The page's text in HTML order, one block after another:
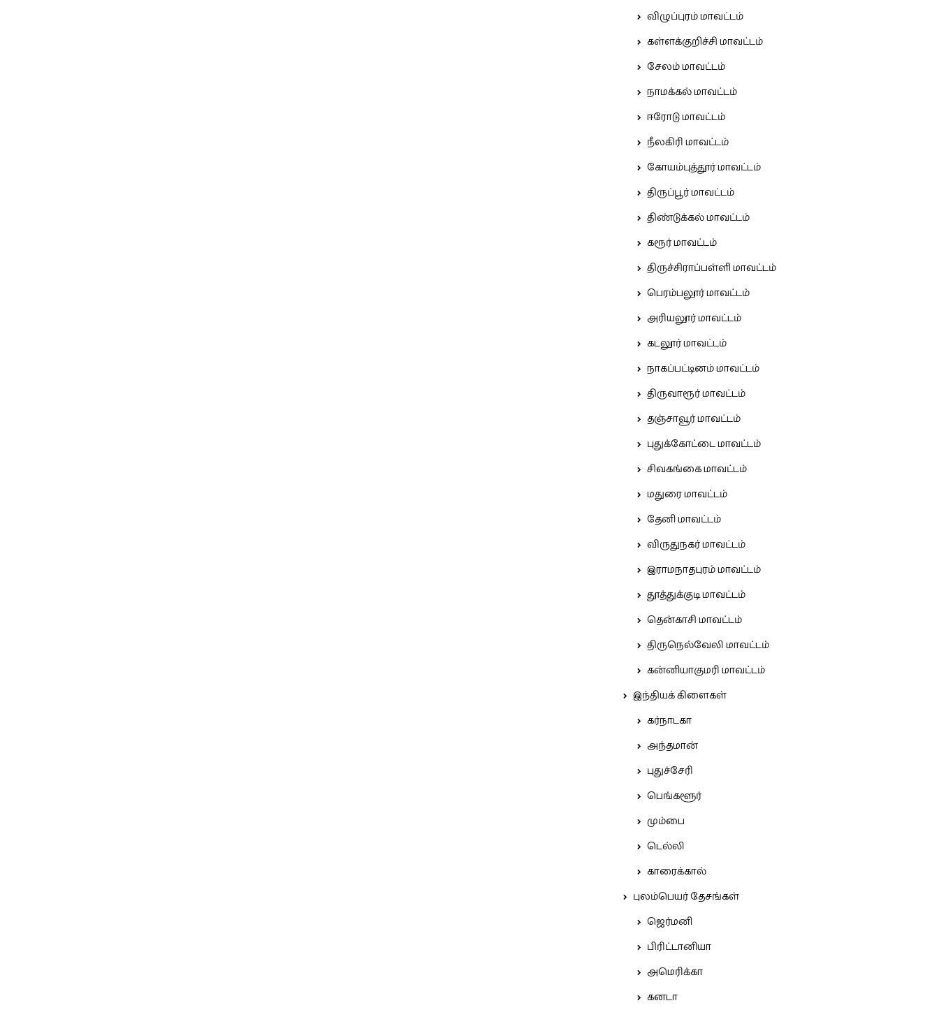
விழுப்புரம் மாவட்டம்
கள்ளக்குறிச்சி மாவட்டம்
சேலம் மாவட்டம்
நாமக்கல் மாவட்டம்
ஈரோடு மாவட்டம்
நீலகிரி மாவட்டம்
கோயம்புத்தூர் மாவட்டம்
திருப்பூர் மாவட்டம்
திண்டுக்கல் மாவட்டம்
கரூர் மாவட்டம்
திருச்சிராப்பள்ளி மாவட்டம்
பெரம்பலூர் மாவட்டம்
அரியலூர் மாவட்டம்
கடலூர் மாவட்டம்
நாகப்பட்டினம் மாவட்டம்
திருவாரூர் மாவட்டம்
தஞ்சாவூர் மாவட்டம்
புதுக்கோட்டை மாவட்டம்
சிவகங்கை மாவட்டம்
மதுரை மாவட்டம்
தேனி மாவட்டம்
விருதுநகர் மாவட்டம்
இராமநாதபுரம் மாவட்டம்
தூத்துக்குடி மாவட்டம்
தென்காசி மாவட்டம்
திருநெல்வேலி மாவட்டம்
கன்னியாகுமரி மாவட்டம்
இந்தியக் கிளைகள்
கர்நாடகா
அந்தமான்
புதுச்சேரி
பெங்களூர்
மும்பை
டெல்லி
காரைக்கால்
புலம்பெயர் தேசங்கள்
ஜெர்மனி
பிரிட்டானியா
அமெரிக்கா
கனடா